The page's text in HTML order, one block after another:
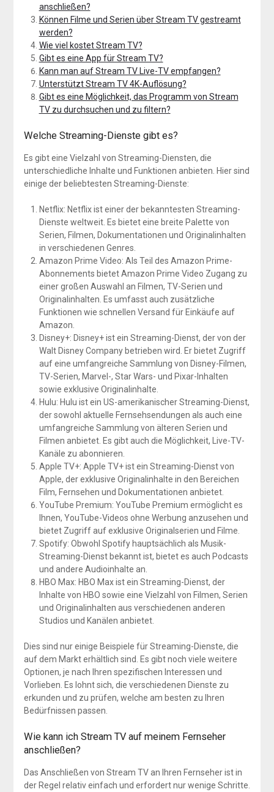
anschließen?
Können Filme und Serien über Stream TV gestreamt
werden?
Wie viel kostet Stream TV?
Gibt es eine App für Stream TV?
Kann man auf Stream TV Live-TV empfangen?
Unterstützt Stream TV 4K-Auflösung?
Gibt es eine Möglichkeit, das Programm von Stream
TV zu durchsuchen und zu filtern?
Welche Streaming-Dienste gibt es?
Es gibt eine Vielzahl von Streaming-Diensten, die
unterschiedliche Inhalte und Funktionen anbieten. Hier sind
einige der beliebtesten Streaming-Dienste:
Netflix: Netflix ist einer der bekanntesten Streaming-
Dienste weltweit. Es bietet eine breite Palette von
Serien, Filmen, Dokumentationen und Originalinhalten
in verschiedenen Genres.
Amazon Prime Video: Als Teil des Amazon Prime-
Abonnements bietet Amazon Prime Video Zugang zu
einer großen Auswahl an Filmen, TV-Serien und
Originalinhalten. Es umfasst auch zusätzliche
Funktionen wie schnellen Versand für Einkäufe auf
Amazon.
Disney+: Disney+ ist ein Streaming-Dienst, der von der
Walt Disney Company betrieben wird. Er bietet Zugriff
auf eine umfangreiche Sammlung von Disney-Filmen,
TV-Serien, Marvel-, Star Wars- und Pixar-Inhalten
sowie exklusive Originalinhalte.
Hulu: Hulu ist ein US-amerikanischer Streaming-Dienst,
der sowohl aktuelle Fernsehsendungen als auch eine
umfangreiche Sammlung von älteren Serien und
Filmen anbietet. Es gibt auch die Möglichkeit, Live-TV-
Kanäle zu abonnieren.
Apple TV+: Apple TV+ ist ein Streaming-Dienst von
Apple, der exklusive Originalinhalte in den Bereichen
Film, Fernsehen und Dokumentationen anbietet.
YouTube Premium: YouTube Premium ermöglicht es
Ihnen, YouTube-Videos ohne Werbung anzusehen und
bietet Zugriff auf exklusive Originalserien und Filme.
Spotify: Obwohl Spotify hauptsächlich als Musik-
Streaming-Dienst bekannt ist, bietet es auch Podcasts
und andere Audioinhalte an.
HBO Max: HBO Max ist ein Streaming-Dienst, der
Inhalte von HBO sowie eine Vielzahl von Filmen, Serien
und Originalinhalten aus verschiedenen anderen
Studios und Kanälen anbietet.
Dies sind nur einige Beispiele für Streaming-Dienste, die
auf dem Markt erhältlich sind. Es gibt noch viele weitere
Optionen, je nach Ihren spezifischen Interessen und
Vorlieben. Es lohnt sich, die verschiedenen Dienste zu
erkunden und zu prüfen, welche am besten zu Ihren
Bedürfnissen passen.
Wie kann ich Stream TV auf meinem Fernseher
anschließen?
Das Anschließen von Stream TV an Ihren Fernseher ist in
der Regel relativ einfach und erfordert nur wenige Schritte.